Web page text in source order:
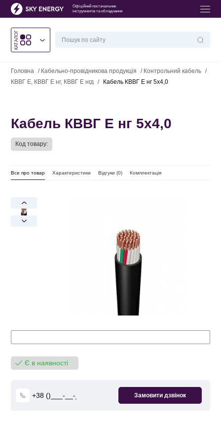
Офіційний постачальник
інструментів та обладнання
КАТАЛОГ
Головна / Кабельно-провідникова продукція / Контрольний кабель /
КВВГ Е, КВВГ Е нг, КВВГ Е нгд / Кабель КВВГ Е нг 5х4,0
Кабель КВВГ Е нг 5х4,0
Код товару:
Все про товар Характеристики Відгуки (0) Комплектація
Є в наявності